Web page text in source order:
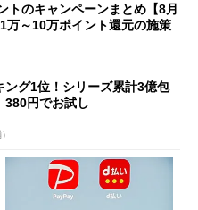
トのキャンペーンまとめ【8月
～10万ポイント還元の施策
ング1位！シリーズ累計3億包
380円でお試し